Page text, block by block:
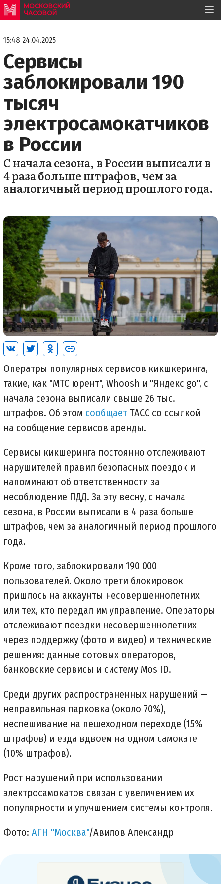
МОСКОВСКИЙ
ЧАСОВОЙ
15:48 24.04.2025
Сервисы
заблокировали 190
тысяч
электросамокатчиков
в России
С начала сезона, в России выписали в
4 раза больше штрафов, чем за
аналогичный период прошлого года.
Оператры популярных сервисов кикшкеринга,
такие, как "МТС юрент", Whoosh и "Яндекс go", с
начала сезона выписали свыше 26 тыс.
штрафов. Об этом сообщает ТАСС со ссылкой
на сообщение сервисов аренды.
Сервисы кикшеринга постоянно отслеживают
нарушителей правил безопасных поездок и
напоминают об ответственности за
несоблюдение ПДД. За эту весну, с начала
сезона, в России выписали в 4 раза больше
штрафов, чем за аналогичный период прошлого
года.
Кроме того, заблокировали 190 000
пользователей. Около трети блокировок
пришлось на аккаунты несовершеннолетних
или тех, кто передал им управление. Операторы
отслеживают поездки несовершеннолетних
через поддержку (фото и видео) и технические
решения: данные сотовых операторов,
банковские сервисы и систему Mos ID.
Среди других распространенных нарушений —
неправильная парковка (около 70%),
неспешивание на пешеходном переходе (15%
штрафов) и езда вдвоем на одном самокате
(10% штрафов).
Рост нарушений при использовании
электросамокатов связан с увеличением их
популярности и улучшением системы контроля.
Фото: АГН "Москва"/Авилов Александр